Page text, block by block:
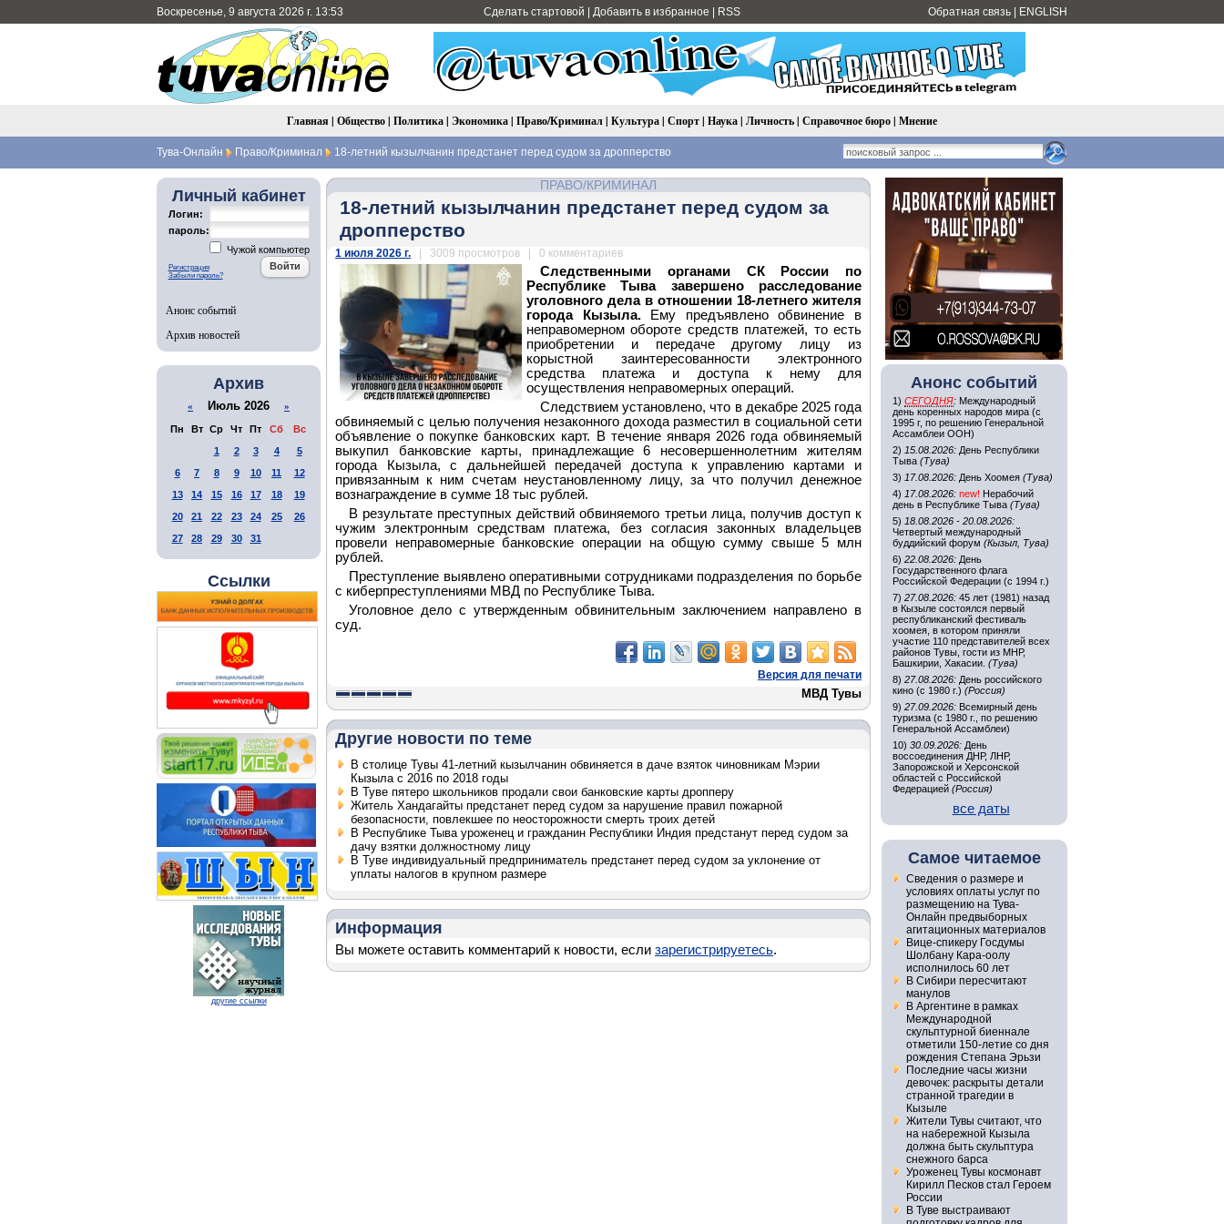
Воскресенье, 9 августа 2026 г. 13:53 Сделать стартовой Добавить в избранное RSS Обратная связь ENGLISH
Главная | Общество| Политика| Экономика| Право/Криминал| Культура| Спорт| Наука| Личность| Справочное бюро| Мнение
Тува-Онлайн Право/Криминал 18-летний кызылчанин предстанет перед судом за дропперство
Личный кабинет
Логин:
пароль:
Чужой компьютер
Регистрация
Забыли пароль?
Анонс событий
Архив новостей
Архив
« Июль 2026 »
Пн Вт Ср Чт Пт Сб
Вс
1
2 3 4
5
6
7 8 9 10 11
12
13
14 15 16 17 18
19
20
21 22 23 24 25
26
27
28 29 30 31
Ссылки
другие ссылки
ПРАВО/КРИМИНАЛ
18-летний кызылчанин предстанет перед судом за
дропперство
1 июля 2026 г. | 3009 просмотров | 0 комментариев
Следственными органами СК России по
Республике Тыва завершено расследование
уголовного дела в отношении 18-летнего жителя
города Кызыла.Ему предъявлено обвинение в
неправомерном обороте средств платежей, то есть
приобретении и передаче другому лицу из
корыстной заинтересованности электронного
средства платежа и доступа к нему для
осуществления неправомерных операций.
Следствием установлено, что в декабре 2025 года
обвиняемый с целью получения незаконного дохода разместил в социальной сети
объявление о покупке банковских карт. В течение января 2026 года обвиняемый
выкупил банковские карты, принадлежащие 6 несовершеннолетним жителям
города Кызыла, с дальнейшей передачей доступа к управлению картами и
привязанным к ним счетам неустановленному лицу, за что получил денежное
вознаграждение в сумме 18 тыс рублей.
В результате преступных действий обвиняемого третьи лица, получив доступ к
чужим электронным средствам платежа, без согласия законных владельцев
провели неправомерные банковские операции на общую сумму свыше 5 млн
рублей.
Преступление выявлено оперативными сотрудниками подразделения по борьбе
с киберпреступлениями МВД по Республике Тыва.
Уголовное дело с утвержденным обвинительным заключением направлено в
суд.
Версия для печати
МВД Тувы
Другие новости по теме
В столице Тувы 41-летний кызылчанин обвиняется в даче взяток чиновникам Мэрии
Кызыла с 2016 по 2018 годы
В Туве пятеро школьников продали свои банковские карты дропперу
Житель Хандагайты предстанет перед судом за нарушение правил пожарной
безопасности, повлекшее по неосторожности смерть троих детей
В Республике Тыва уроженец и гражданин Республики Индия предстанут перед судом за
дачу взятки должностному лицу
В Туве индивидуальный предприниматель предстанет перед судом за уклонение от
уплаты налогов в крупном размере
Информация
Вы можете оставить комментарий к новости, если зарегистрируетесь.
Анонс событий
1) СЕГОДНЯ: Международный
день коренных народов мира (с
1995 г, по решению Генеральной
Ассамблеи ООН)
2) 15.08.2026: День Республики
Тыва (Тува)
3) 17.08.2026: День Хоомея (Тува)
4) 17.08.2026: new! Нерабочий
день в Республике Тыва (Тува)
5) 18.08.2026 - 20.08.2026:
Четвертый международный
буддийский форум (Кызыл, Тува)
6) 22.08.2026: День
Государственного флага
Российской Федерации (с 1994 г.)
7) 27.08.2026: 45 лет (1981) назад
в Кызыле состоялся первый
республиканский фестиваль
хоомея, в котором приняли
участие 110 представителей всех
районов Тувы, гости из МНР,
Башкирии, Хакасии. (Тува)
8) 27.08.2026: День российского
кино (с 1980 г.) (Россия)
9) 27.09.2026: Всемирный день
туризма (с 1980 г., по решению
Генеральной Ассамблеи)
10) 30.09.2026: День
воссоединения ДНР, ЛНР,
Запорожской и Херсонской
областей с Российской
Федерацией (Россия)
все даты
Самое читаемое
Сведения о размере и
условиях оплаты услуг по
размещению на Тува-
Онлайн предвыборных
агитационных материалов
Вице-спикеру Госдумы
Шолбану Кара-оолу
исполнилось 60 лет
В Сибири пересчитают
манулов
В Аргентине в рамках
Международной
скульптурной биеннале
отметили 150-летие со дня
рождения Степана Эрьзи
Последние часы жизни
девочек: раскрыты детали
странной трагедии в
Кызыле
Жители Тувы считают, что
на набережной Кызыла
должна быть скульптура
снежного барса
Уроженец Тувы космонавт
Кирилл Песков стал Героем
России
В Туве выстраивают